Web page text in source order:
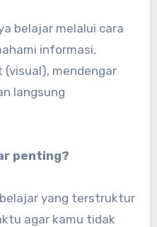
belajar melalui cara
informasi,
(visual), mendengar
langsung
penting?
yang terstruktur
agar kamu tidak